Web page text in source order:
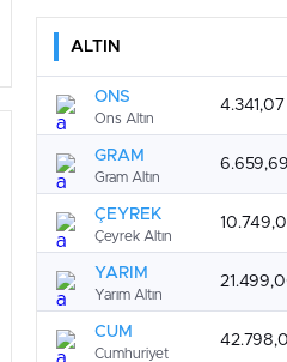
ALTIN
ONS
Ons Altın
4.341,07
GRAM
Gram Altın
6.659,69
ÇEYREK
Çeyrek Altın
YARIM
Yarım Altın
CUM
Cumhuriyet